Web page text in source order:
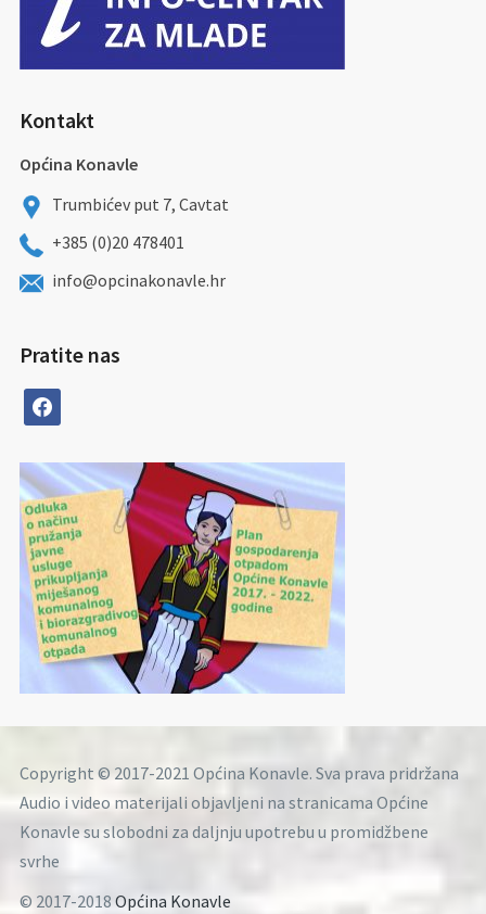
Kontakt
Općina Konavle
Trumbićev put 7, Cavtat
+385 (0)20 478401
info@opcinakonavle.hr
Pratite nas
facebook
Copyright © 2017-2021 Općina Konavle. Sva prava pridržana
Audio i video materijali objavljeni na stranicama Općine
Konavle su slobodni za daljnju upotrebu u promidžbene
svrhe
© 2017-2018 Općina Konavle